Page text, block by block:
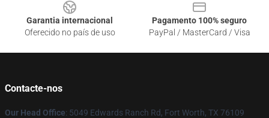
Garantia internacional
Oferecido no país de uso
Pagamento 100% seguro
PayPal / MasterCard / Visa
Contacte-nos
Our Head Office: 5049 Edwards Ranch Rd, Fort Worth, TX 76109